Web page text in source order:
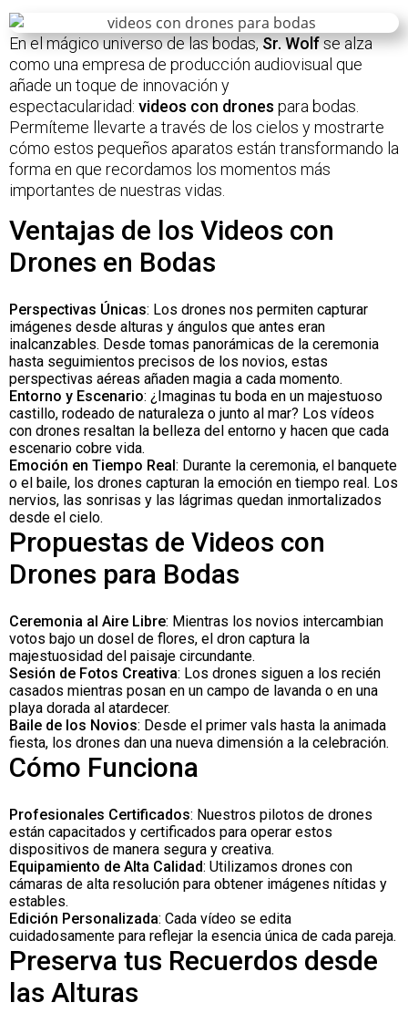
En el mágico universo de las bodas,Sr. Wolfse alza
como una empresa de producción audiovisual que
añade un toque de innovación y
espectacularidad: videos con drones para bodas.
Permíteme llevarte a través de los cielos y mostrarte
cómo estos pequeños aparatos están transformando la
forma en que recordamos los momentos más
importantes de nuestras vidas.
Ventajas de los Videos con
Drones en Bodas
Perspectivas Únicas: Los drones nos permiten capturar
imágenes desde alturas y ángulos que antes eran
inalcanzables. Desde tomas panorámicas de la ceremonia
hasta seguimientos precisos de los novios, estas
perspectivas aéreas añaden magia a cada momento.
Entorno y Escenario: ¿Imaginas tu boda en un majestuoso
castillo, rodeado de naturaleza o junto al mar? Los vídeos
con drones resaltan la belleza del entorno y hacen que cada
escenario cobre vida.
Emoción en Tiempo Real: Durante la ceremonia, el banquete
o el baile, los drones capturan la emoción en tiempo real. Los
nervios, las sonrisas y las lágrimas quedan inmortalizados
desde el cielo.
Propuestas de Videos con
Drones para Bodas
Ceremonia al Aire Libre: Mientras los novios intercambian
votos bajo un dosel de flores, el dron captura la
majestuosidad del paisaje circundante.
Sesión de Fotos Creativa: Los drones siguen a los recién
casados mientras posan en un campo de lavanda o en una
playa dorada al atardecer.
Baile de los Novios: Desde el primer vals hasta la animada
fiesta, los drones dan una nueva dimensión a la celebración.
Cómo Funciona
Profesionales Certificados: Nuestros pilotos de drones
están capacitados y certificados para operar estos
dispositivos de manera segura y creativa.
Equipamiento de Alta Calidad: Utilizamos drones con
cámaras de alta resolución para obtener imágenes nítidas y
estables.
Edición Personalizada: Cada vídeo se edita
cuidadosamente para reflejar la esencia única de cada pareja.
Preserva tus Recuerdos desde
las Alturas